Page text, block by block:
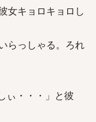
女キョロキョロし
らっしゃる。ろれ
ぃ・・・」と彼